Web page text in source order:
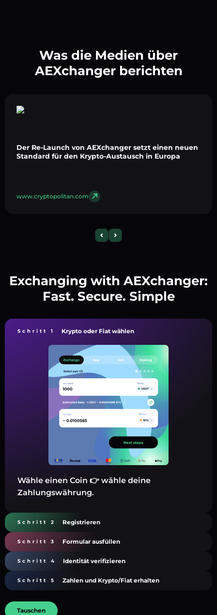
Was die Medien über
AEXchanger berichten
Der Re-Launch von AEXchanger setzt einen neuen
Standard für den Krypto-Austausch in Europa
www.cryptopolitan.com
Exchanging with AEXchanger:
Fast. Secure. Simple
Schritt 1 Krypto oder Fiat wählen
Wähle einen Coin 👉 wähle deine
Zahlungswährung.
Schritt 2 Registrieren
Schritt 3 Formular ausfüllen
Schritt 4 Identität verifizieren
Schritt 5 Zahlen und Krypto/Fiat erhalten
Tauschen